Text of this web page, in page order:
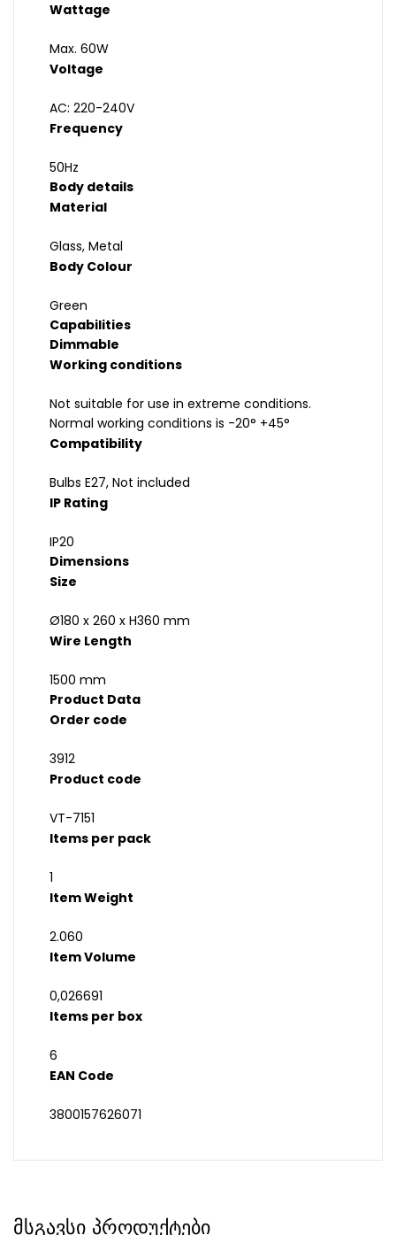
Wattage
Max. 60W
Voltage
AC: 220-240V
Frequency
50Hz
Body details
Material
Glass, Metal
Body Colour
Green
Capabilities
Dimmable
Working conditions
Not suitable for use in extreme conditions.
Normal working conditions is -20° +45°
Compatibility
Bulbs E27, Not included
IP Rating
IP20
Dimensions
Size
Ø180 x 260 x H360 mm
Wire Length
1500 mm
Product Data
Order code
3912
Product code
VT-7151
Items per pack
1
Item Weight
2.060
Item Volume
0,026691
Items per box
6
EAN Code
3800157626071
მსგავსი პროდუქტები